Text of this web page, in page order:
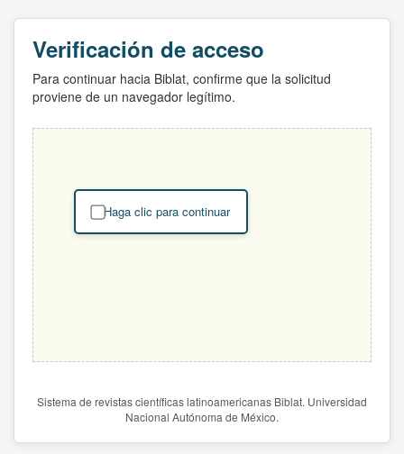
Verificación de acceso
Para continuar hacia Biblat, confirme que la solicitud
proviene de un navegador legítimo.
Haga clic para continuar
Sistema de revistas científicas latinoamericanas Biblat. Universidad
Nacional Autónoma de México.